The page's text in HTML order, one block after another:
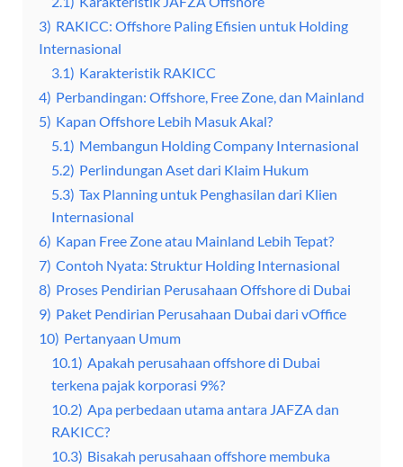
3) RAKICC: Offshore Paling Efisien untuk Holding
Internasional
3.1) Karakteristik RAKICC
4) Perbandingan: Offshore, Free Zone, dan Mainland
5) Kapan Offshore Lebih Masuk Akal?
5.1) Membangun Holding Company Internasional
5.2) Perlindungan Aset dari Klaim Hukum
5.3) Tax Planning untuk Penghasilan dari Klien
Internasional
6) Kapan Free Zone atau Mainland Lebih Tepat?
7) Contoh Nyata: Struktur Holding Internasional
8) Proses Pendirian Perusahaan Offshore di Dubai
9) Paket Pendirian Perusahaan Dubai dari vOffice
10) Pertanyaan Umum
10.1) Apakah perusahaan offshore di Dubai
terkena pajak korporasi 9%?
10.2) Apa perbedaan utama antara JAFZA dan
RAKICC?
10.3) Bisakah perusahaan offshore membuka